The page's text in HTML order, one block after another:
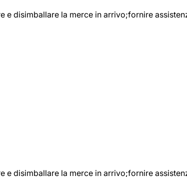
disimballare la merce in arrivo;fornire
disimballare la merce in arrivo;fornire